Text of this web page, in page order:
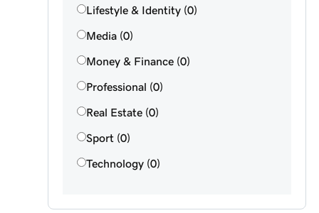
Lifestyle & Identity (0)
Media (0)
Money & Finance (0)
Professional (0)
Real Estate (0)
Sport (0)
Technology (0)